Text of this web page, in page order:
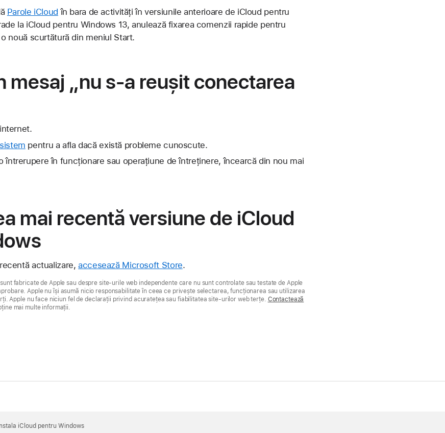
Parole iCloud în bara de activități în versiunile anterioare de iCloud pentru
la iCloud pentru Windows 13, anulează fixarea comenzii rapide pentru
nouă scurtătură din meniul Start.
mesaj „nu s-a reușit conectarea
pentru a afla dacă există probleme cunoscute.
întrerupere în funcționare sau operațiune de întreținere, încearcă din nou mai
mai recentă versiune de iCloud
actualizare,accesează Microsoft Store.
fabricate de Apple sau despre site-urile web independente care nu sunt controlate sau testate de Apple
Apple nu își asumă nicio responsabilitate în ceea ce privește selectarea, funcționarea sau utilizarea
Apple nu face niciun fel de declarații privind acuratețea sau fiabilitatea site-urilor web terțe. Contactează
mai multe informații.
iCloud pentru Windows